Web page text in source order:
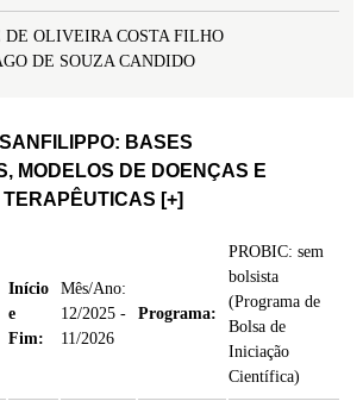
DE OLIVEIRA COSTA FILHO
DE SOUZA CANDIDO
BASES
MODELOS DE DOENÇAS E
[+]
Início
e
Fim:
Mês/Ano:
12/2025 -
11/2026
Programa:
PROBIC: sem
bolsista
(Programa de
Bolsa de
Iniciação
Científica)